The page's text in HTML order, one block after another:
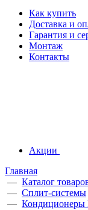
Как купить
Доставка и
Гарантия и
Монтаж
Контакты
Акции
Главная
— Каталог
— Сплит-системы
— Кондиционеры